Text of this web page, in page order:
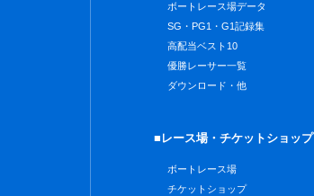
ボートレース場データ
SG・PG1・G1記録集
高配当ベスト10
優勝レーサー一覧
ダウンロード・他
■レース場・チケットショップ
ボートレース場
チケットショップ